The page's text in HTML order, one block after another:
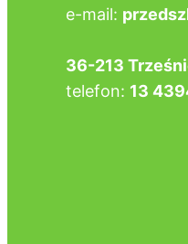
e-mail:
36-213
telefon: 13